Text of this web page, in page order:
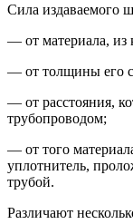
Сила издаваемого
— от материала, из
— от толщины его
— от расстояния,
трубопроводом;
— от того
уплотнитель,
трубой.
Различают